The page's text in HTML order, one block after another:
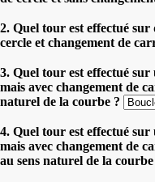
2. Quel tour est effectué
cercle et changement de
3. Quel tour est effectué
mais avec changement de
naturel de la courbe ?
4. Quel tour est effectué
mais avec changement de
au sens naturel de la courbe